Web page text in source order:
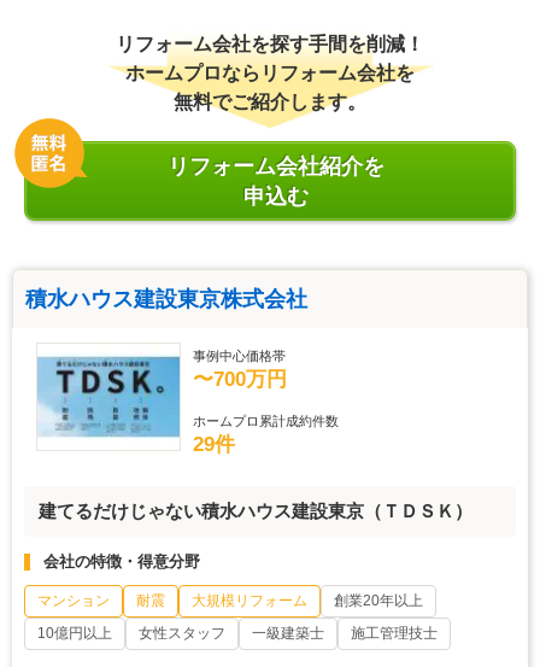
リフォーム会社を探す手間を削減！
ホームプロならリフォーム会社を
無料でご紹介します。
リフォーム会社紹介を
申込む
積水ハウス建設東京株式会社
事例中心価格帯
〜700万円
ホームプロ累計成約件数
29件
建てるだけじゃない積水ハウス建設東京（ＴＤＳＫ）
会社の特徴・得意分野
マンション 耐震 大規模リフォーム
創業20年以上
10億円以上
女性スタッフ 一級建築士 施工管理技士